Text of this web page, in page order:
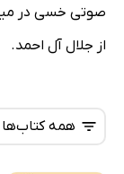
صوتی خسی در
از جلال آل احمد.
همه کتاب‌ها